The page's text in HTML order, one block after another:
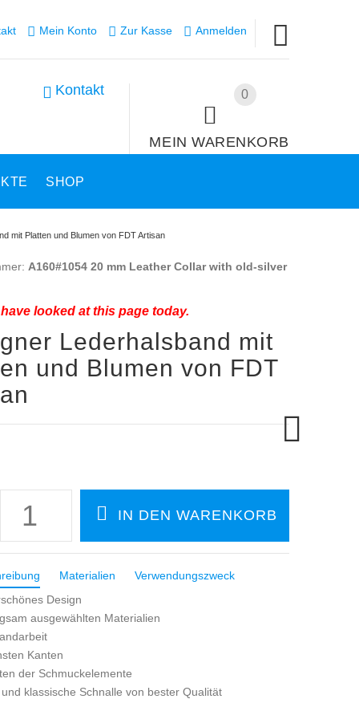
Mein Konto Zur Kasse Anmelden
0
MEIN WARENKORB
Kontakt
SHOP
mit Platten und Blumen von FDT Artisan
A160#1054 20 mm Leather Collar with old-silver
looked at this page today.
Lederhalsband mit
und Blumen von FDT
Materialien
Verwendungszweck
Design
ausgewählten Materialien
Kanten
der Schmuckelemente
klassische Schnalle von bester Qualität